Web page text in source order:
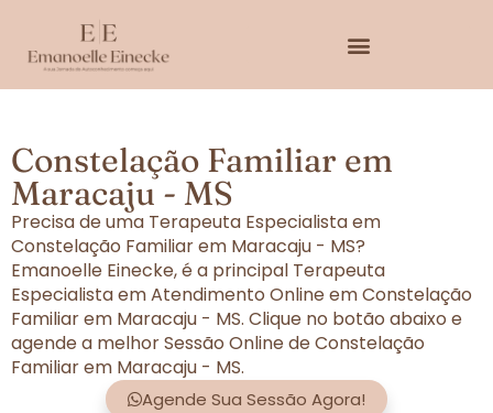
Constelação Familiar em
Maracaju - MS
Precisa de uma Terapeuta Especialista em
Constelação Familiar em Maracaju - MS?
Emanoelle Einecke, é a principal Terapeuta
Especialista em Atendimento Online em Constelação
Familiar em Maracaju - MS. Clique no botão abaixo e
agende a melhor Sessão Online de Constelação
Familiar em Maracaju - MS.
Agende Sua Sessão Agora!